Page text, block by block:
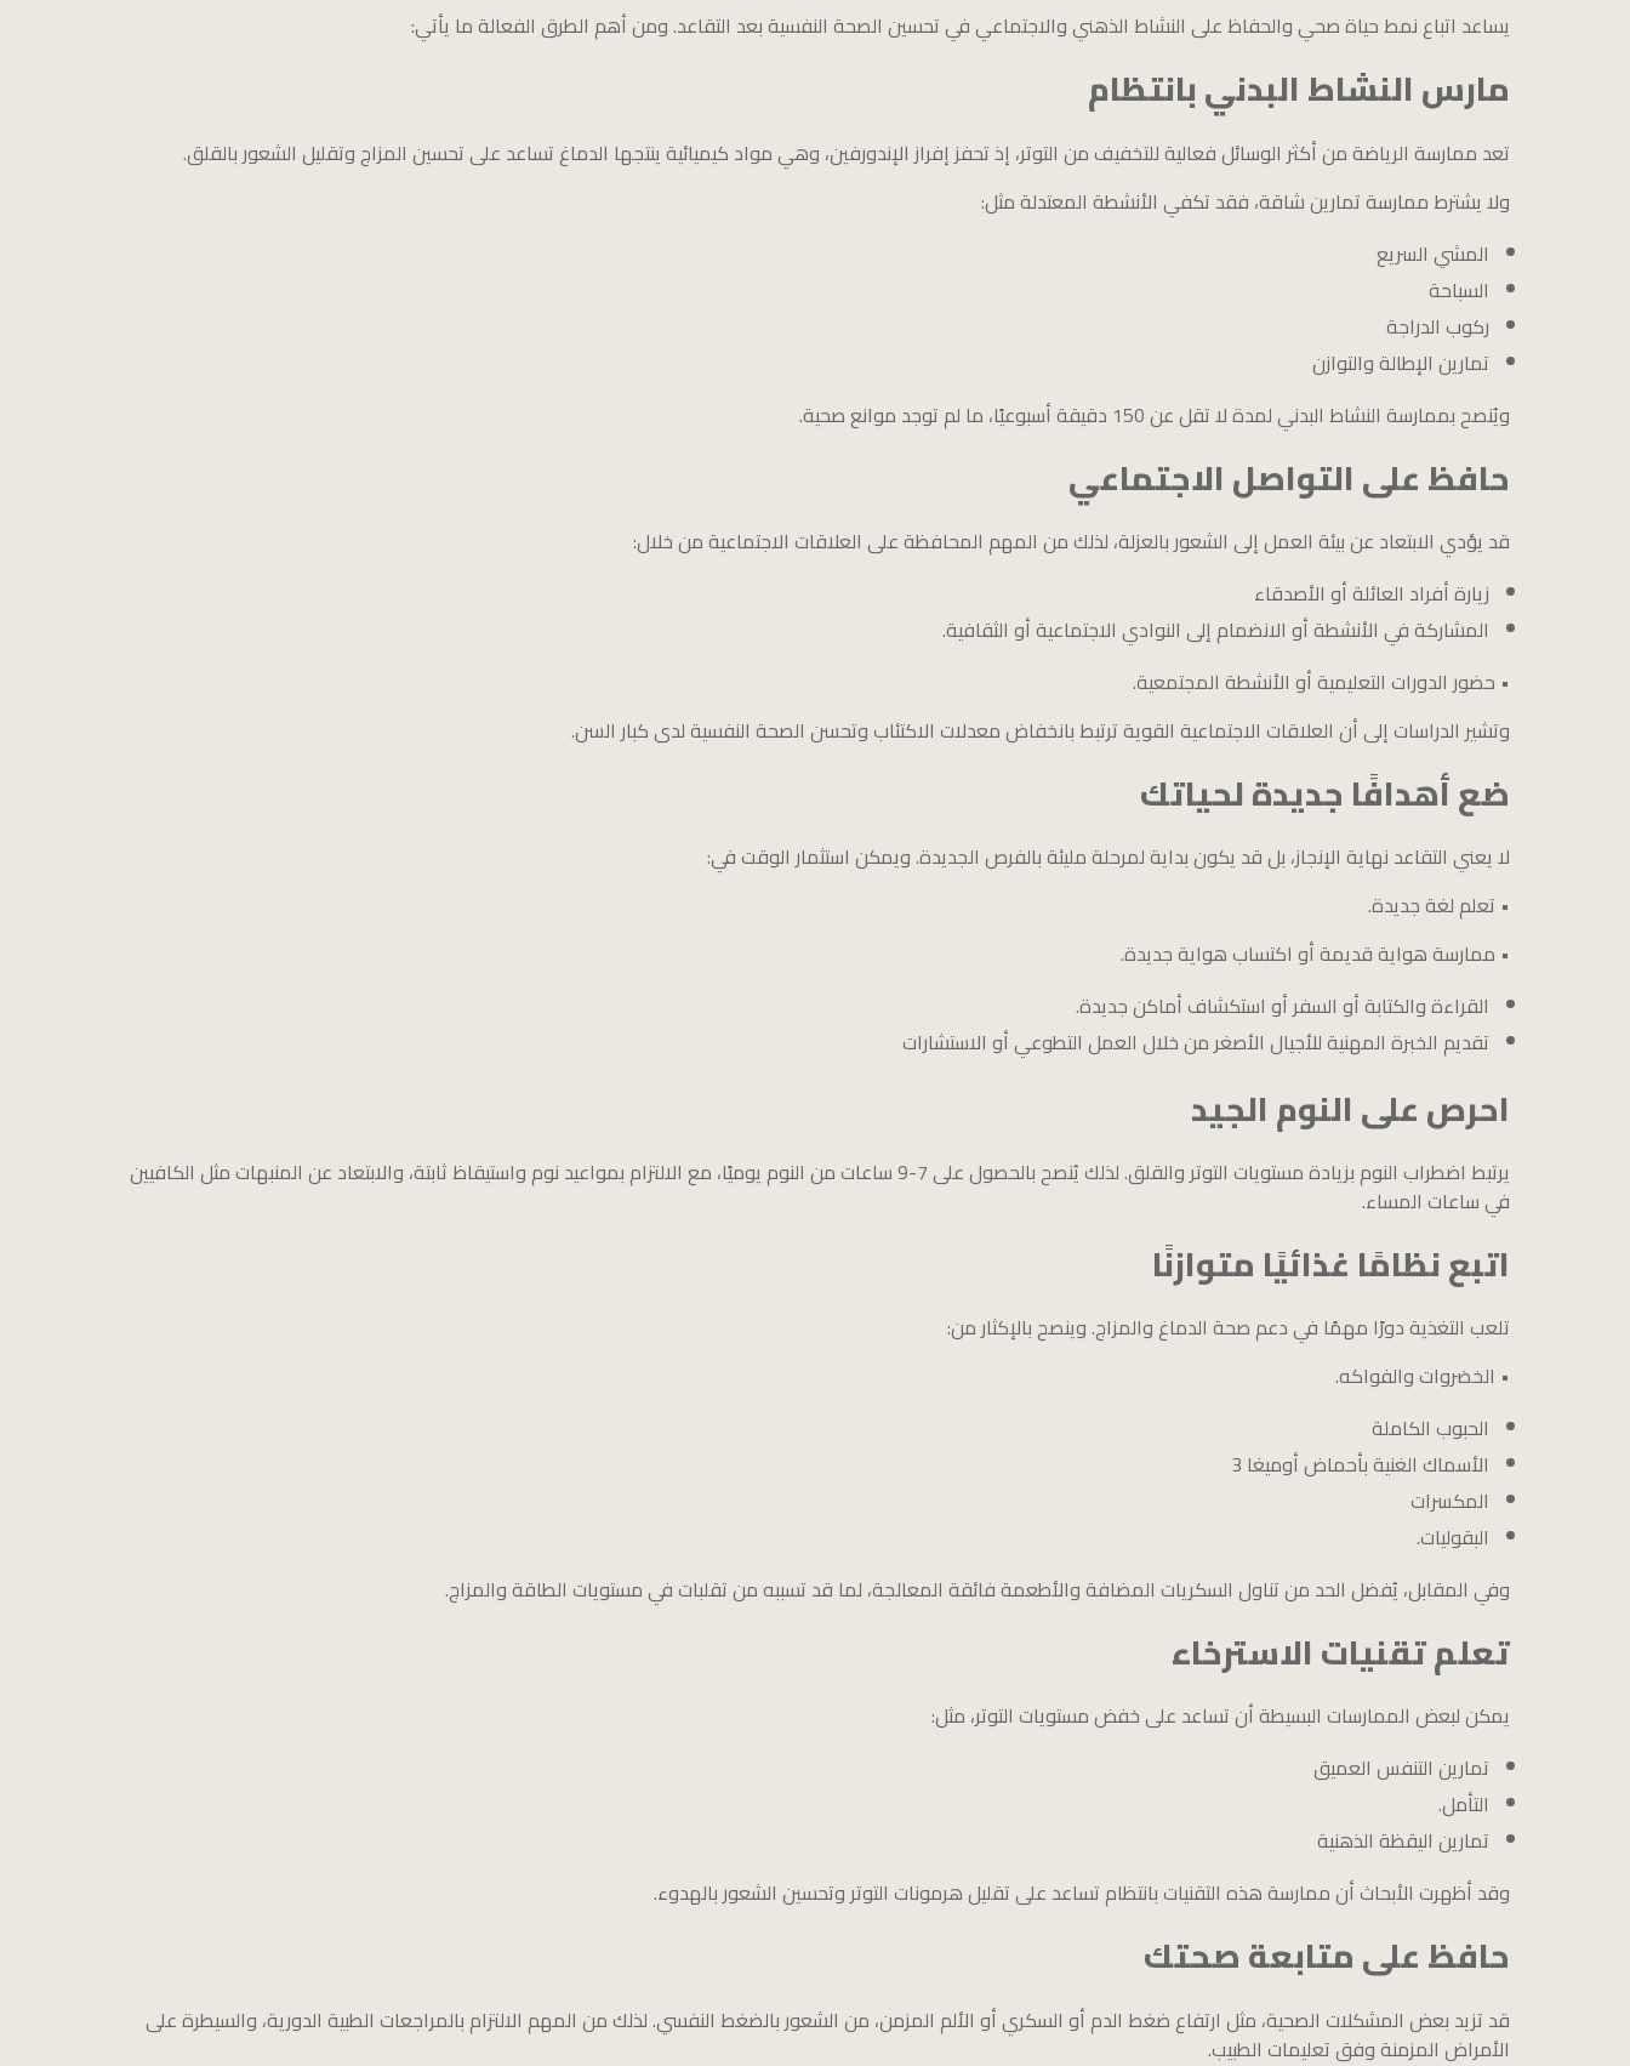
يساعد اتباع نمط حياة صحي والحفاظ على النشاط الذهني والاجتماعي في تحسين الصحة النفسية بعد التقاعد. ومن أهم الطرق الفعالة ما يأتي:
مارس النشاط البدني بانتظام
تعد ممارسة الرياضة من أكثر الوسائل فعالية للتخفيف من التوتر، إذ تحفز إفراز الإندورفين، وهي مواد كيميائية ينتجها الدماغ تساعد على تحسين المزاج وتقليل الشعور بالقلق.
ولا يشترط ممارسة تمارين شاقة، فقد تكفي الأنشطة المعتدلة مثل:
المشي السريع
السباحة
ركوب الدراجة
تمارين الإطالة والتوازن
ويُنصح بممارسة النشاط البدني لمدة لا تقل عن 150 دقيقة أسبوعيًا، ما لم توجد موانع صحية.
حافظ على التواصل الاجتماعي
قد يؤدي الابتعاد عن بيئة العمل إلى الشعور بالعزلة، لذلك من المهم المحافظة على العلاقات الاجتماعية من خلال:
زيارة أفراد العائلة أو الأصدقاء
المشاركة في الأنشطة أو الانضمام إلى النوادي الاجتماعية أو الثقافية.
• حضور الدورات التعليمية أو الأنشطة المجتمعية.
وتشير الدراسات إلى أن العلاقات الاجتماعية القوية ترتبط بانخفاض معدلات الاكتئاب وتحسن الصحة النفسية لدى كبار السن.
ضع أهدافًا جديدة لحياتك
لا يعني التقاعد نهاية الإنجاز، بل قد يكون بداية لمرحلة مليئة بالفرص الجديدة. ويمكن استثمار الوقت في:
• تعلم لغة جديدة.
• ممارسة هواية قديمة أو اكتساب هواية جديدة.
القراءة والكتابة أو السفر أو استكشاف أماكن جديدة.
تقديم الخبرة المهنية للأجيال الأصغر من خلال العمل التطوعي أو الاستشارات
احرص على النوم الجيد
يرتبط اضطراب النوم بزيادة مستويات التوتر والقلق. لذلك يُنصح بالحصول على 7-9 ساعات من النوم يوميًا، مع الالتزام بمواعيد نوم واستيقاظ ثابتة، والابتعاد عن المنبهات مثل الكافيين
في ساعات المساء.
اتبع نظامًا غذائيًا متوازنًا
تلعب التغذية دورًا مهمًا في دعم صحة الدماغ والمزاج. وينصح بالإكثار من:
• الخضروات والفواكه.
الحبوب الكاملة
الأسماك الغنية بأحماض أوميغا 3
المكسرات
البقوليات.
وفي المقابل، يُفضل الحد من تناول السكريات المضافة والأطعمة فائقة المعالجة، لما قد تسببه من تقلبات في مستويات الطاقة والمزاج.
تعلم تقنيات الاسترخاء
يمكن لبعض الممارسات البسيطة أن تساعد على خفض مستويات التوتر، مثل:
تمارين التنفس العميق
التأمل.
تمارين اليقظة الذهنية
وقد أظهرت الأبحاث أن ممارسة هذه التقنيات بانتظام تساعد على تقليل هرمونات التوتر وتحسين الشعور بالهدوء.
حافظ على متابعة صحتك
قد تزيد بعض المشكلات الصحية، مثل ارتفاع ضغط الدم أو السكري أو الألم المزمن، من الشعور بالضغط النفسي. لذلك من المهم الالتزام بالمراجعات الطبية الدورية، والسيطرة على
الأمراض المزمنة وفق تعليمات الطبيب.